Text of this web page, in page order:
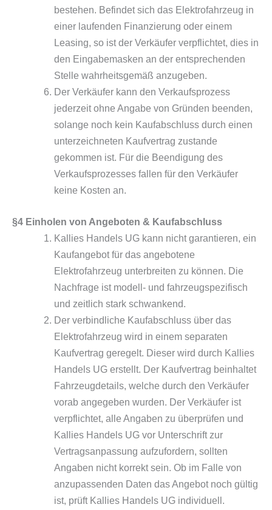
bestehen. Befindet sich das Elektrofahrzeug in
einer laufenden Finanzierung oder einem
Leasing, so ist der Verkäufer verpflichtet, dies in
den Eingabemasken an der entsprechenden
Stelle wahrheitsgemäß anzugeben.
Der Verkäufer kann den Verkaufsprozess
jederzeit ohne Angabe von Gründen beenden,
solange noch kein Kaufabschluss durch einen
unterzeichneten Kaufvertrag zustande
gekommen ist. Für die Beendigung des
Verkaufsprozesses fallen für den Verkäufer
keine Kosten an.
§4 Einholen von Angeboten & Kaufabschluss
Kallies Handels UG kann nicht garantieren, ein
Kaufangebot für das angebotene
Elektrofahrzeug unterbreiten zu können. Die
Nachfrage ist modell- und fahrzeugspezifisch
und zeitlich stark schwankend.
Der verbindliche Kaufabschluss über das
Elektrofahrzeug wird in einem separaten
Kaufvertrag geregelt. Dieser wird durch Kallies
Handels UG erstellt. Der Kaufvertrag beinhaltet
Fahrzeugdetails, welche durch den Verkäufer
vorab angegeben wurden. Der Verkäufer ist
verpflichtet, alle Angaben zu überprüfen und
Kallies Handels UG vor Unterschrift zur
Vertragsanpassung aufzufordern, sollten
Angaben nicht korrekt sein. Ob im Falle von
anzupassenden Daten das Angebot noch gültig
ist, prüft Kallies Handels UG individuell.